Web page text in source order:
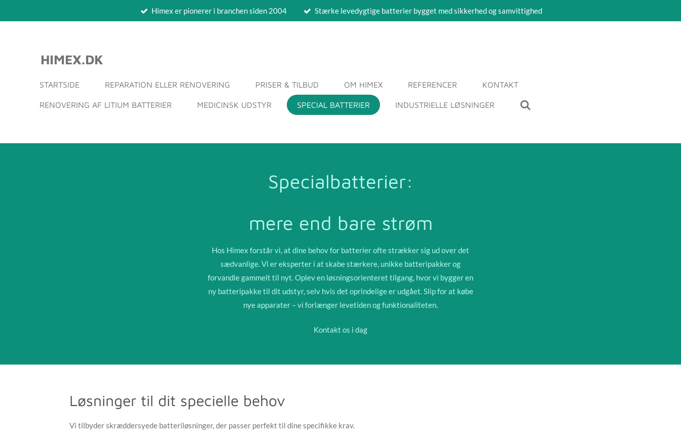
Himex er pionerer i branchen siden 2004 Stærke levedygtige batterier bygget med sikkerhed og samvittighed
HIMEX.DK
STARTSIDE REPARATION ELLER RENOVERING PRISER & TILBUD OM HIMEX REFERENCER KONTAKT
RENOVERING AF LITIUM BATTERIER MEDICINSK UDSTYR SPECIAL BATTERIER INDUSTRIELLE LØSNINGER
Specialbatterier:
mere end bare strøm
Hos Himex forstår vi, at dine behov for batterier ofte strækker sig ud over det
sædvanlige. Vi er eksperter i at skabe stærkere, unikke batteripakker og
forvandle gammelt til nyt. Oplev en løsningsorienteret tilgang, hvor vi bygger en
ny batteripakke til dit udstyr, selv hvis det oprindelige er udgået. Slip for at købe
nye apparater – vi forlænger levetiden og funktionaliteten.
Kontakt os i dag
Løsninger til dit specielle behov
Vi tilbyder skræddersyede batteriløsninger, der passer perfekt til dine specifikke krav.